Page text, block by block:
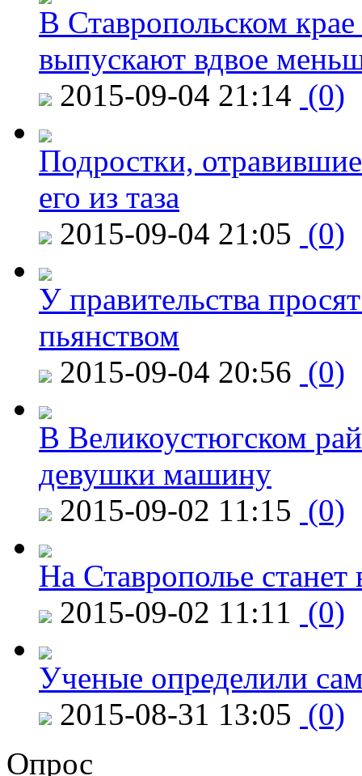
В Ставропольском
выпускают вдвое
2015-09-04 21:14 (0)
Подростки,
его из таза
2015-09-04 21:05 (0)
У правительства
пьянством
2015-09-04 20:56 (0)
В Великоустюгском
девушки машину
2015-09-02 11:15 (0)
На Ставрополье
2015-09-02 11:11 (0)
Ученые определили
2015-08-31 13:05 (0)
Опрос